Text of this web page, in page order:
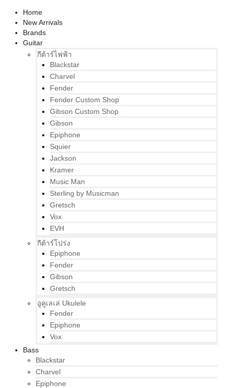
Home
New Arrivals
Brands
Guitar
กีต้าร์ไฟฟ้า
Blackstar
Charvel
Fender
Fender Custom Shop
Gibson Custom Shop
Gibson
Epiphone
Squier
Jackson
Kramer
Music Man
Sterling by Musicman
Gretsch
Vox
EVH
กีต้าร์โปร่ง
Epiphone
Fender
Gibson
Gretsch
อูคูเลเล่ Ukulele
Fender
Epiphone
Vox
Bass
Blackstar
Charvel
Epiphone